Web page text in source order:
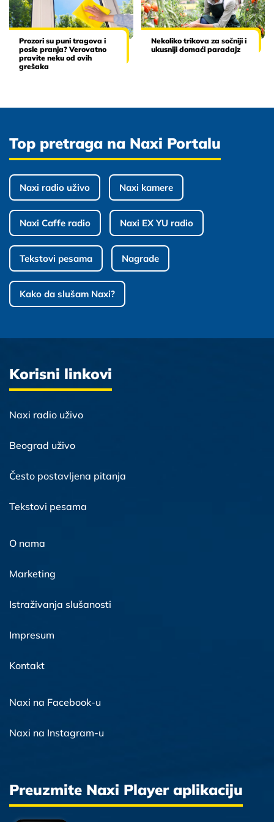
Prozori su puni tragova i
posle pranja? Verovatno
pravite neku od ovih
grešaka
Nekoliko trikova za sočniji i
ukusniji domaći paradajz
Top pretraga na Naxi Portalu
Naxi radio uživo Naxi kamere
Naxi Caffe radio Naxi EX YU radio
Tekstovi pesama Nagrade
Kako da slušam Naxi?
Korisni linkovi
Naxi radio uživo
Beograd uživo
Često postavljena pitanja
Tekstovi pesama
O nama
Marketing
Istraživanja slušanosti
Impresum
Kontakt
Naxi na Facebook-u
Naxi na Instagram-u
Preuzmite Naxi Player aplikaciju